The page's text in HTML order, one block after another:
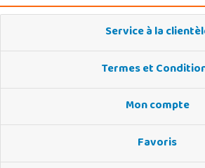
Service à la
Termes et
Mon compte
Favoris